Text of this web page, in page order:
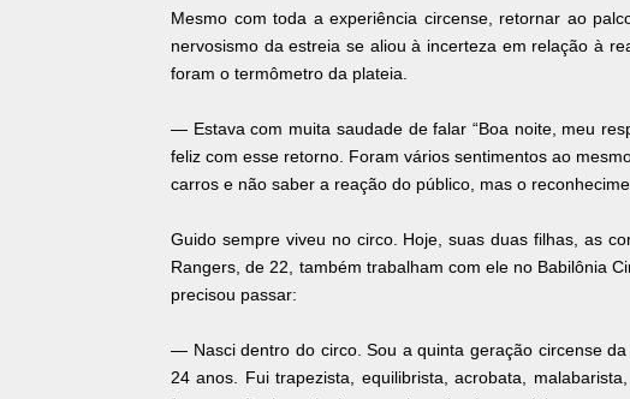
Mesmo com toda a experiência circense, retornar ao
nervosismo da estreia se aliou à incerteza em relação à
foram o termômetro da plateia.
— Estava com muita saudade de falar “Boa noite, meu
feliz com esse retorno. Foram vários sentimentos ao
carros e não saber a reação do público, mas o
Guido sempre viveu no circo. Hoje, suas duas filhas, as
Rangers, de 22, também trabalham com ele no Babilônia
precisou passar:
— Nasci dentro do circo. Sou a quinta geração circense
24 anos. Fui trapezista, equilibrista, acrobata,